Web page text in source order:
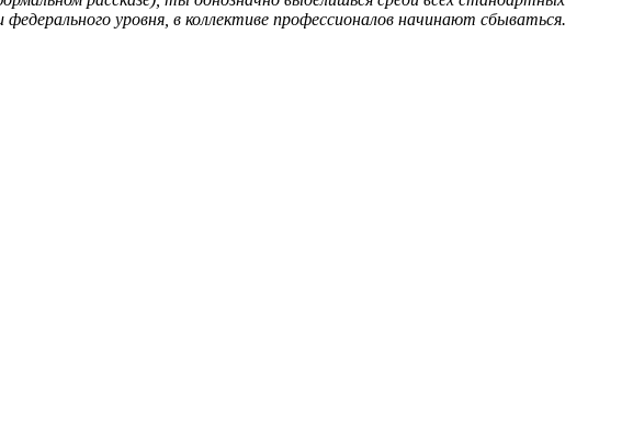
уровня, в коллективе профессионалов начинают сбываться.